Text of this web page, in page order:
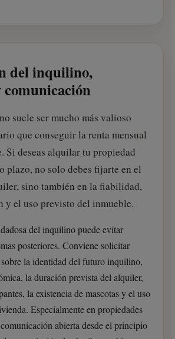
del inquilino,
comunicación
suele ser mucho más valioso
que conseguir la renta mensual
Si deseas alquilar tu propiedad
plazo, no solo debes fijarte en el
sino también en la fiabilidad,
y el uso previsto del inmueble.
del inquilino puede evitar
posteriores. Conviene solicitar
la identidad del futuro inquilino,
la duración prevista del alquiler,
la existencia de mascotas y el uso
Especialmente en propiedades
abierta desde el principio